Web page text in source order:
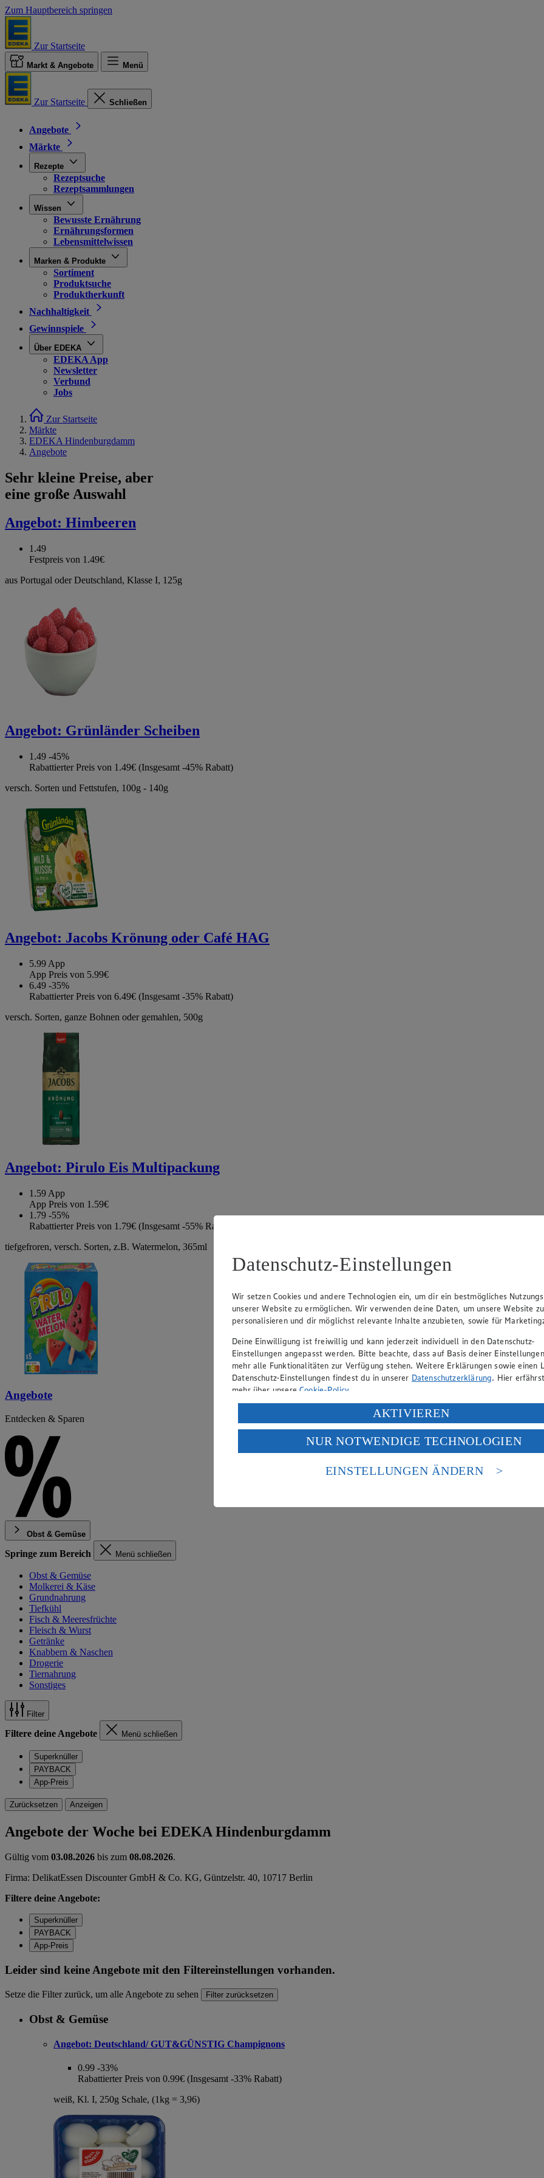
Zum Hauptbereich springen
Zur Startseite
Markt & Angebote Menü
Zur Startseite Schließen
Angebote
Märkte
Rezepte
Rezeptsuche
Rezeptsammlungen
Wissen
Bewusste Ernährung
Ernährungsformen
Lebensmittelwissen
Marken & Produkte
Sortiment
Produktsuche
Produktherkunft
Nachhaltigkeit
Gewinnspiele
Über EDEKA
EDEKA App
Newsletter
Verbund
Jobs
Zur Startseite
Märkte
EDEKA Hindenburgdamm
Angebote
Sehr kleine Preise, aber
eine große Auswahl
Angebot: Himbeeren
1.49
Festpreis von 1.49€
aus Portugal oder Deutschland, Klasse I, 125g
Angebot: Grünländer Scheiben
1.49 -45%
Rabattierter Preis von 1.49€ (Insgesamt -45% Rabatt)
versch. Sorten und Fettstufen, 100g - 140g
Angebot: Jacobs Krönung oder Café HAG
5.99 App
App Preis von 5.99€
6.49 -35%
Rabattierter Preis von 6.49€ (Insgesamt -35% Rabatt)
versch. Sorten, ganze Bohnen oder gemahlen, 500g
Angebot: Pirulo Eis Multipackung
1.59 App
App Preis von 1.59€
1.79 -55%
Rabattierter Preis von 1.79€ (Insgesamt -55% Rabatt)
tiefgefroren, versch. Sorten, z.B. Watermelon, 365ml
Angebote
Entdecken & Sparen
Obst & Gemüse
Springe zum Bereich Menü schließen
Obst & Gemüse
Molkerei & Käse
Grundnahrung
Tiefkühl
Fisch & Meeresfrüchte
Fleisch & Wurst
Getränke
Knabbern & Naschen
Drogerie
Tiernahrung
Sonstiges
Filter
Filtere deine Angebote Menü schließen
Superknüller
PAYBACK
App-Preis
Zurücksetzen Anzeigen
Angebote der Woche bei EDEKA Hindenburgdamm
Gültig vom 03.08.2026 bis zum 08.08.2026.
Firma: DelikatEssen Discounter GmbH & Co. KG, Güntzelstr. 40, 10717 Berlin
Filtere deine Angebote:
Superknüller
PAYBACK
App-Preis
Leider sind keine Angebote mit den Filtereinstellungen vorhanden.
Setze die Filter zurück, um alle Angebote zu sehen Filter zurücksetzen
Obst & Gemüse
Angebot: Deutschland/ GUT&GÜNSTIG Champignons
0.99 -33%
Rabattierter Preis von 0.99€ (Insgesamt -33% Rabatt)
weiß, Kl. I, 250g Schale, (1kg = 3,96)
Datenschutz-Einstellungen
Wir setzen Cookies und andere Technologien ein, um dir ein bestmögliches
unserer Website zu ermöglichen. Wir verwenden deine Daten, um unsere Website zu
personalisieren und dir möglichst relevante Inhalte anzubieten, sowie für
Deine Einwilligung ist freiwillig und kann jederzeit individuell in den Datenschutz-
Einstellungen angepasst werden. Bitte beachte, dass auf Basis deiner
mehr alle Funktionalitäten zur Verfügung stehen. Weitere Erklärungen sowie einen
Datenschutz-Einstellungen findest du in unserer Datenschutzerklärung. Hier
mehr über unsereCookie-Policy.
Verarbeitung deiner personenbezogenen Daten in den USA durch Facebook und
Wenn du auf „Aktivieren“ klickst, willigst du im Sinne des Art. 49 Abs. 1 Satz 1 lit.
ein, dass deine Daten in den USA verarbeitet werden. Der EuGH sieht die USA als
einem nach europäischen Standards nicht angemessenen Datenschutzniveau an. Es
Risiko eines Zugriffs durch US-amerikanische Behörden.
AKTIVIEREN
NUR NOTWENDIGE TECHNOLOGIEN
EINSTELLUNGEN ÄNDERN